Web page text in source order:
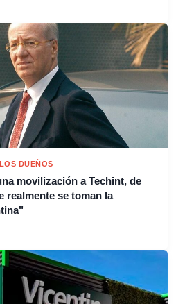
DUEÑOS
movilización a Techint, de
realmente se toman la